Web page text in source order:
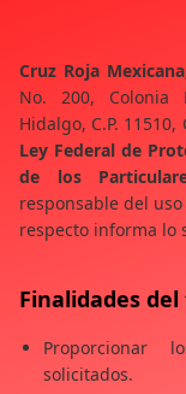
Cruz Roja
No. 200, Colonia
Hidalgo, C.P.
Ley Federal de
de los
responsable del
respecto informa lo
Finalidades
Proporcionar
solicitados.